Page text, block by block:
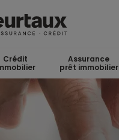
Crédit
Assurance
prêt immobilier